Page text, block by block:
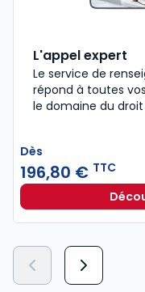
L'appel expert
Le service de
répond à toutes
le domaine du
Dès
196,80 € TTC